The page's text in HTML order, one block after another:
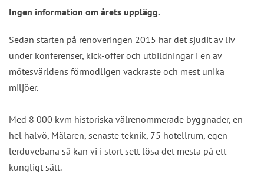
Ingen information om årets upplägg.
Sedan starten på renoveringen 2015 har det sjudit av liv
under konferenser, kick-offer och utbildningar i en av
mötesvärldens förmodligen vackraste och mest unika
miljöer.
Med 8 000 kvm historiska välrenommerade byggnader, en
hel halvö, Mälaren, senaste teknik, 75 hotellrum, egen
lerduvebana så kan vi i stort sett lösa det mesta på ett
kungligt sätt.